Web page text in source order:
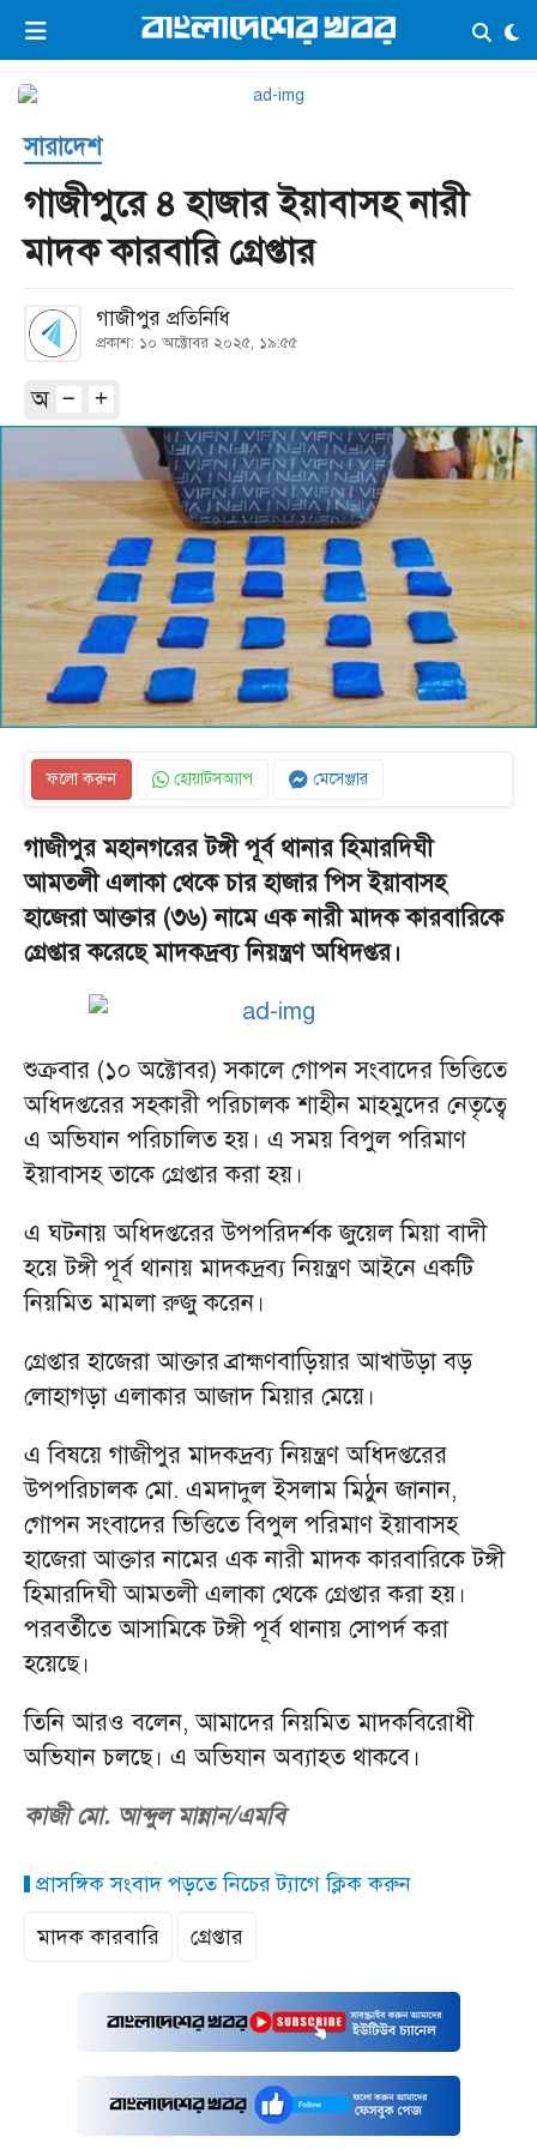
ভিডিও ই-পেপার লগইন ×
প্রচ্ছদ
সর্বশেষ
সব বিভাগ
আর্কাইভ
কনভার্টার
সারাদেশ
গাজীপুরে ৪ হাজার ইয়াবাসহ নারী
মাদক কারবারি গ্রেপ্তার
গাজীপুর প্রতিনিধি
প্রকাশ: ১০ অক্টোবর ২০২৫, ১৯:৫৫
অ
ফলো করুন হোয়াটসঅ্যাপ মেসেঞ্জার
গাজীপুর মহানগরের টঙ্গী পূর্ব থানার হিমারদিঘী
আমতলী এলাকা থেকে চার হাজার পিস ইয়াবাসহ
হাজেরা আক্তার (৩৬) নামে এক নারী মাদক কারবারিকে
গ্রেপ্তার করেছে মাদকদ্রব্য নিয়ন্ত্রণ অধিদপ্তর।
শুক্রবার (১০ অক্টোবর) সকালে গোপন সংবাদের ভিত্তিতে
অধিদপ্তরের সহকারী পরিচালক শাহীন মাহমুদের নেতৃত্বে
এ অভিযান পরিচালিত হয়। এ সময় বিপুল পরিমাণ
ইয়াবাসহ তাকে গ্রেপ্তার করা হয়।
এ ঘটনায় অধিদপ্তরের উপপরিদর্শক জুয়েল মিয়া বাদী
হয়ে টঙ্গী পূর্ব থানায় মাদকদ্রব্য নিয়ন্ত্রণ আইনে একটি
নিয়মিত মামলা রুজু করেন।
গ্রেপ্তার হাজেরা আক্তার ব্রাহ্মণবাড়িয়ার আখাউড়া বড়
লোহাগড়া এলাকার আজাদ মিয়ার মেয়ে।
এ বিষয়ে গাজীপুর মাদকদ্রব্য নিয়ন্ত্রণ অধিদপ্তরের
উপপরিচালক মো. এমদাদুল ইসলাম মিঠুন জানান,
গোপন সংবাদের ভিত্তিতে বিপুল পরিমাণ ইয়াবাসহ
হাজেরা আক্তার নামের এক নারী মাদক কারবারিকে টঙ্গী
হিমারদিঘী আমতলী এলাকা থেকে গ্রেপ্তার করা হয়।
পরবর্তীতে আসামিকে টঙ্গী পূর্ব থানায় সোপর্দ করা
হয়েছে।
তিনি আরও বলেন, আমাদের নিয়মিত মাদকবিরোধী
অভিযান চলছে। এ অভিযান অব্যাহত থাকবে।
কাজী মো. আব্দুল মান্নান/এমবি
প্রাসঙ্গিক সংবাদ পড়তে নিচের ট্যাগে ক্লিক করুন
মাদক কারবারি
গ্রেপ্তার